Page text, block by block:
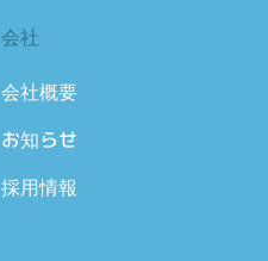
会社
会社概要
お知らせ
採用情報